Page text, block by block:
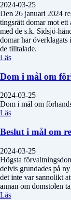
2024-03-25
Den 26 januari 2024
tingsrätt domar mot
med de s.k. Sidsjö-
domar har överklagats
de tilltalade.
Läs
Dom i mål om
2024-03-25
Dom i mål om
Läs
Beslut i mål om
2024-03-25
Högsta
delvis grundades på
det inte var sannolikt
annan om domstolen
Läs